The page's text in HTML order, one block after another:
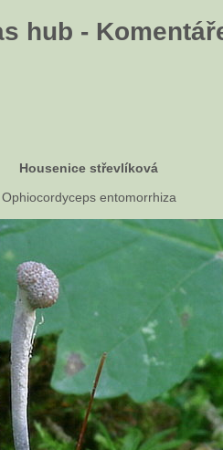
hub -
Housenice střevlíková
Ophiocordyceps entomorrhiza